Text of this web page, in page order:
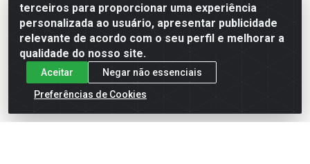
terceiros para proporcionar uma experiência
personalizada ao usuário, apresentar publicidade
relevante de acordo com o seu perfil e melhorar a
qualidade do nosso site.
Aceitar
Negar não essenciais
Preferências de Cookies
Formas de Pagamento